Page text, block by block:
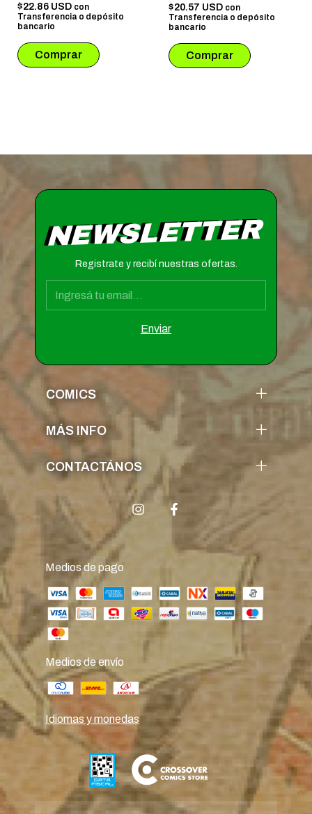
$22.86 USD con
Transferencia o depósito
bancario
$20.57 USD con
Transferencia o depósito
bancario
NEWSLETTER
Registrate y recibí nuestras ofertas.
COMICS
MÁS INFO
CONTACTÁNOS
Medios de pago
Medios de envío
Idiomas y monedas